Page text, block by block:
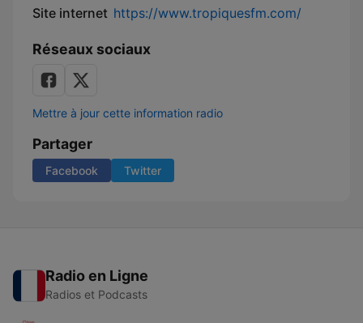
Site internet https://www.tropiquesfm.com/
Réseaux sociaux
Mettre à jour cette information radio
Partager
Facebook Twitter
Radio en Ligne
Radios et Podcasts